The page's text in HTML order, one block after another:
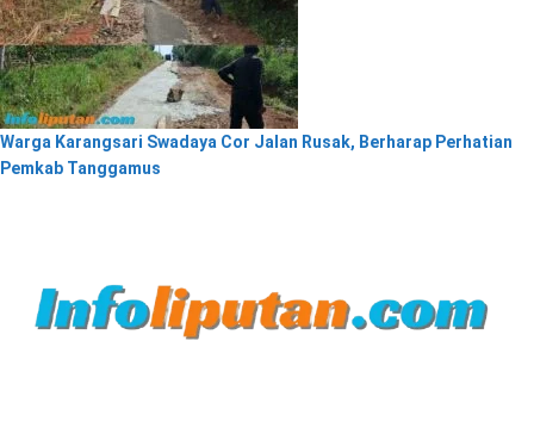
Warga Karangsari Swadaya Cor Jalan Rusak, Berharap Perhatian
Pemkab Tanggamus